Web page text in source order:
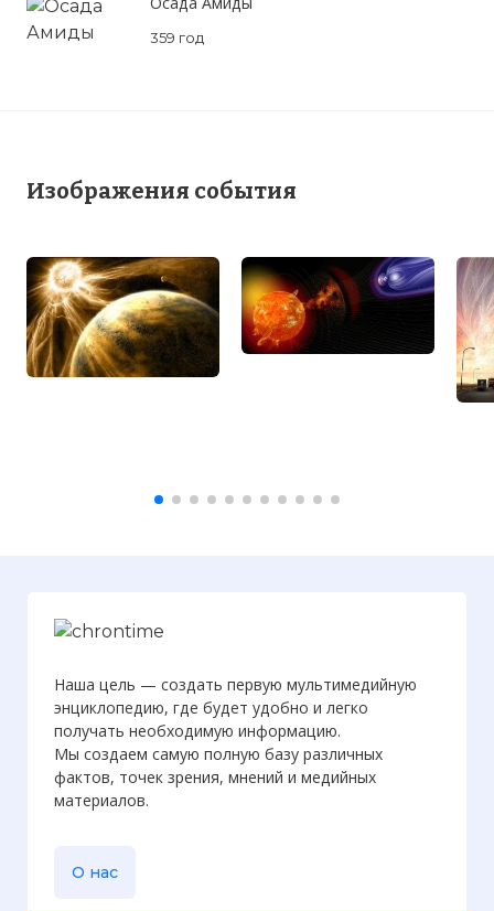
359 год
Изображения события
Наша цель — создать первую мультимедийную
энциклопедию, где будет удобно и легко
получать необходимую информацию.
Мы создаем самую полную базу различных
фактов, точек зрения, мнений и медийных
материалов.
О нас